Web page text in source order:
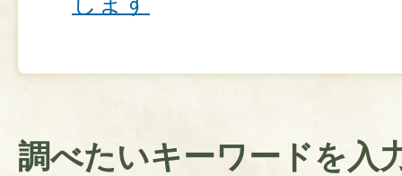
調べたいキーワードを入